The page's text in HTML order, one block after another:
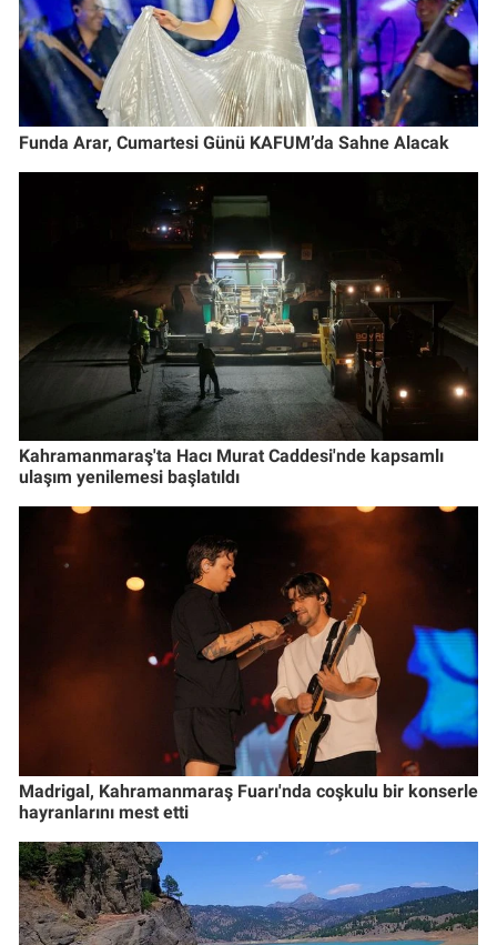
Funda Arar, Cumartesi Günü KAFUM’da Sahne Alacak
Kahramanmaraş'ta Hacı Murat Caddesi'nde kapsamlı
ulaşım yenilemesi başlatıldı
Madrigal, Kahramanmaraş Fuarı'nda coşkulu bir konserle
hayranlarını mest etti